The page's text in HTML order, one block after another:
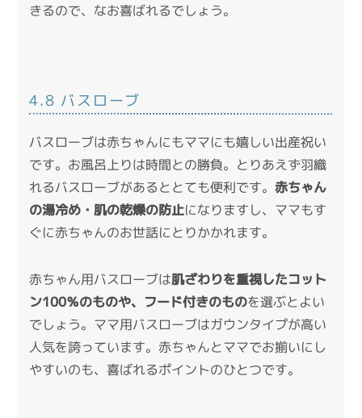
きるので、なお喜ばれるでしょう。
4.8 バスローブ
バスローブは赤ちゃんにもママにも嬉しい出産祝い
です。お風呂上りは時間との勝負。とりあえず羽織
れるバスローブがあるととても便利です。赤ちゃん
の湯冷め・肌の乾燥の防止になりますし、ママもす
ぐに赤ちゃんのお世話にとりかかれます。
赤ちゃん用バスローブは肌ざわりを重視したコット
ン100％のものや、フード付きのものを選ぶとよい
でしょう。ママ用バスローブはガウンタイプが高い
人気を誇っています。赤ちゃんとママでお揃いにし
やすいのも、喜ばれるポイントのひとつです。